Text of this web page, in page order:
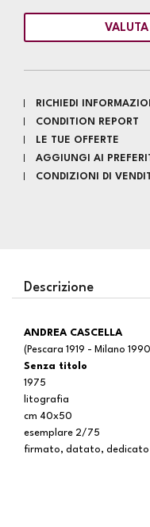
RICHIEDI
CONDITION REPORT
LE TUE OFFERTE
AGGIUNGI AI
CONDIZIONI DI
Descrizione
ANDREA CASCELLA
(Pescara 1919 - Milano
Senza titolo
1975
litografia
cm 40x50
esemplare 2/75
firmato, datato, dedicato